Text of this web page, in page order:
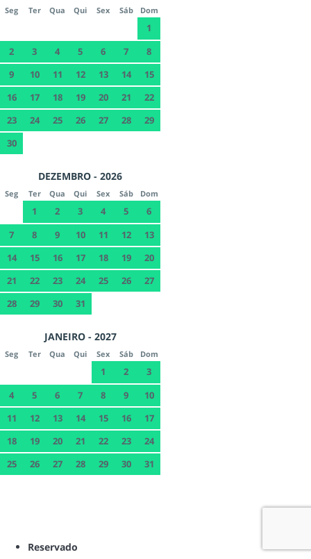
Seg Ter Qua Qui Sex Sáb Dom
1
2
3 4 5 6 7
8
9
10 11 12 13 14
15
16
17 18 19 20 21
22
23
24 25 26 27 28
29
30
DEZEMBRO - 2026
Seg Ter Qua Qui Sex Sáb Dom
1 2 3 4 5
6
7
8 9 10 11 12
13
14
15 16 17 18 19
20
21
22 23 24 25 26
27
28
29 30 31
JANEIRO - 2027
Seg Ter Qua Qui Sex Sáb Dom
1 2
3
4
5 6 7 8 9
10
11
12 13 14 15 16
17
18
19 20 21 22 23
24
25
26 27 28 29 30 31
Reservado